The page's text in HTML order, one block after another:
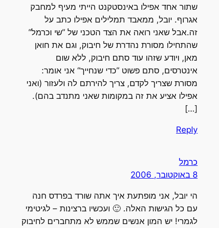
שתור אחד אפילו באינסטקנט הייתי מעיף למחבק
אגרוף. יובל, ממאבד תמלילים אפילו כתב על
זה.אבל שאני רואה את הצד הטכני של ”שי וכרמל“
שהתחילו מסורת נהדרת של חיבוק, וגם את חואן
מאן, ויודע שזהו עוד סתם חיבוק, ללא שום
אינטרסים, סתם פשוט ”כדי שנחייך“ אני אומר:
מסורת שצריך לקדם, צריך להירתם לה ולעזור (ואני
אפילו אציע את זה במקומות שאני מתנדב בהם).
[…]
Reply
כרמל
8 באוקטובר, 2006
הי יובל, אני מופתעת איך אתה שורד בפרדס חנה
עם כל הגישות האלה. 🙂 ועכשיו ברצינות – לגיטימי
לגמרי! יש המון אנשים שממש לא מתחברים לחיבוק